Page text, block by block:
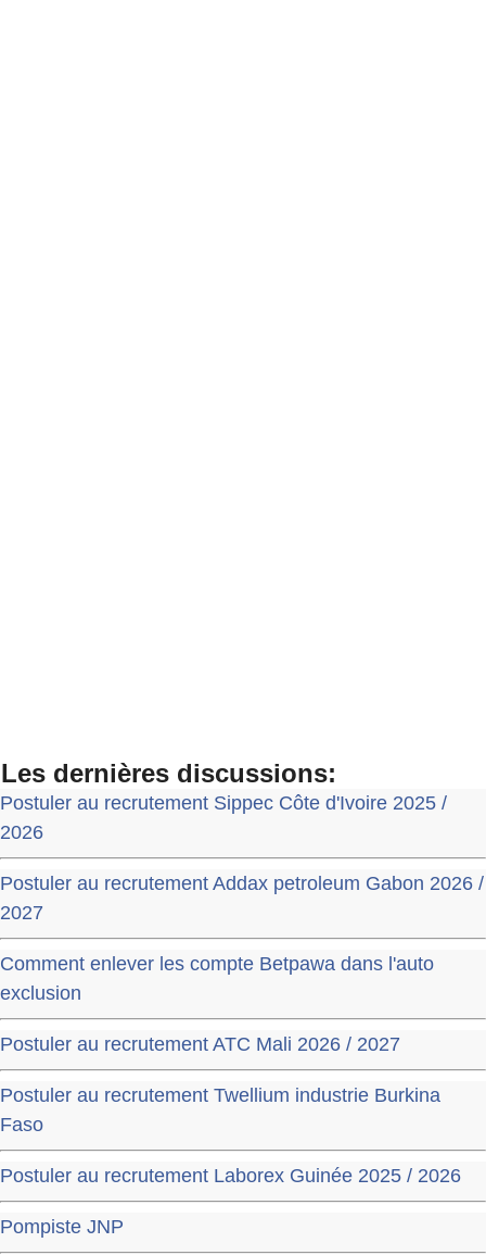
Les dernières discussions:
Postuler au recrutement Sippec Côte d'Ivoire 2025 /
2026
Postuler au recrutement Addax petroleum Gabon 2026 /
2027
Comment enlever les compte Betpawa dans l'auto
exclusion
Postuler au recrutement ATC Mali 2026 / 2027
Postuler au recrutement Twellium industrie Burkina
Faso
Postuler au recrutement Laborex Guinée 2025 / 2026
Pompiste JNP